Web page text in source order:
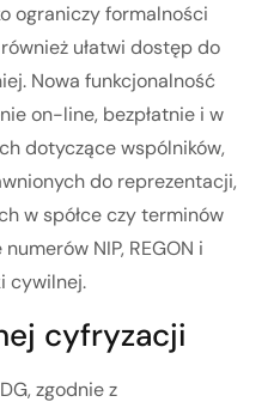
ograniczy formalności
ułatwi dostęp do
Nowa funkcjonalność
on-line, bezpłatnie i w
dotyczące wspólników,
do reprezentacji,
w spółce czy terminów
NIP, REGON i
cywilnej.
cyfryzacji
zgodnie z